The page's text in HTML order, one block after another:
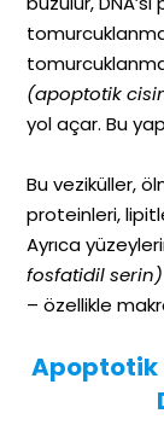
(apoptotik
yol açar. Bu
Bu veziküller,
proteinleri,
Ayrıca
fosfatidil
– özellikle
Apoptotik